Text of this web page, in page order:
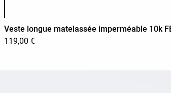
Veste longue matelassée imperméable 10k
119,00 €